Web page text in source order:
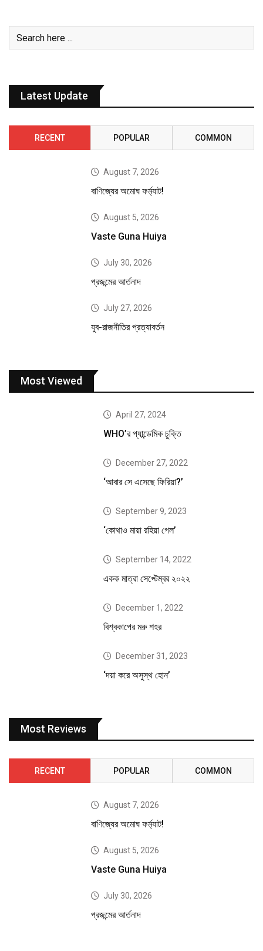
Latest Update
RECENT POPULAR COMMON
August 7, 2026
বাণিজ্যের অমোঘ ফর্ম্যাট!
August 5, 2026
Vaste Guna Huiya
July 30, 2026
প্রজন্মের আর্তনাদ
July 27, 2026
যুব-রাজনীতির প্রত্যাবর্তন
Most Viewed
April 27, 2024
WHO’র প্যান্ডেমিক চুক্তি
December 27, 2022
‘আবার সে এসেছে ফিরিয়া?’
September 9, 2023
‘কোথাও মায়া রহিয়া গেল’
September 14, 2022
একক মাত্রা সেপ্টেম্বর ২০২২
December 1, 2022
বিশ্বকাপের মরু শহর
December 31, 2023
‘দয়া করে অসুস্থ হোন’
Most Reviews
RECENT POPULAR COMMON
August 7, 2026
বাণিজ্যের অমোঘ ফর্ম্যাট!
August 5, 2026
Vaste Guna Huiya
July 30, 2026
প্রজন্মের আর্তনাদ